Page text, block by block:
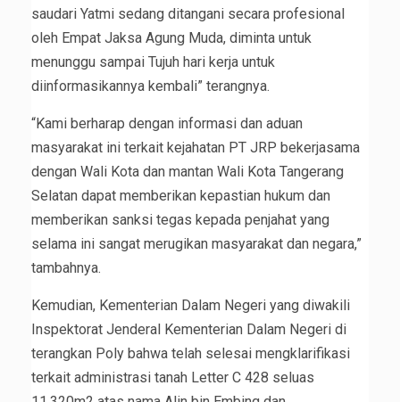
saudari Yatmi sedang ditangani secara profesional
oleh Empat Jaksa Agung Muda, diminta untuk
menunggu sampai Tujuh hari kerja untuk
diinformasikannya kembali” terangnya.
“Kami berharap dengan informasi dan aduan
masyarakat ini terkait kejahatan PT JRP bekerjasama
dengan Wali Kota dan mantan Wali Kota Tangerang
Selatan dapat memberikan kepastian hukum dan
memberikan sanksi tegas kepada penjahat yang
selama ini sangat merugikan masyarakat dan negara,”
tambahnya.
Kemudian, Kementerian Dalam Negeri yang diwakili
Inspektorat Jenderal Kementerian Dalam Negeri di
terangkan Poly bahwa telah selesai mengklarifikasi
terkait administrasi tanah Letter C 428 seluas